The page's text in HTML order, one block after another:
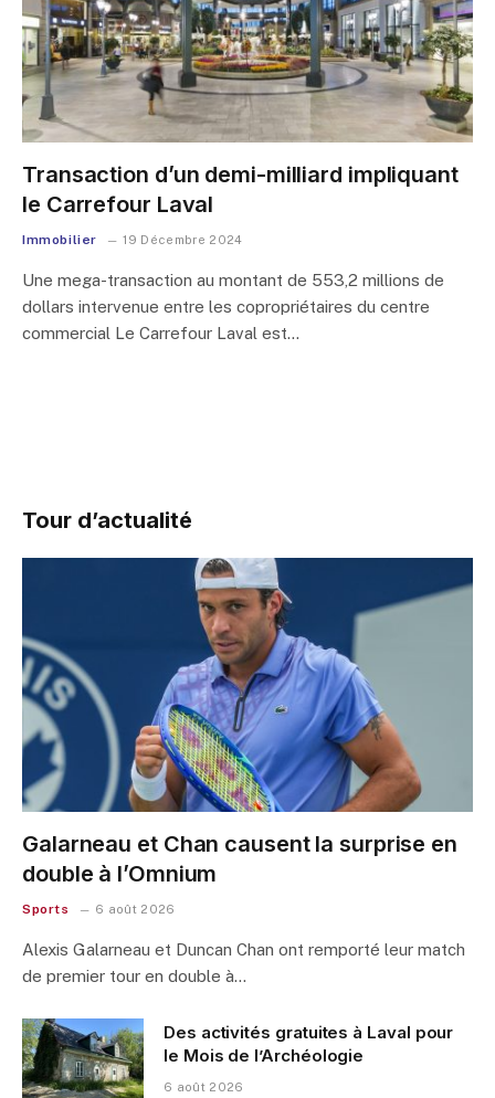
Transaction d’un demi-milliard impliquant
le Carrefour Laval
Immobilier 19 Décembre 2024
Une mega-transaction au montant de 553,2 millions de
dollars intervenue entre les copropriétaires du centre
commercial Le Carrefour Laval est…
Tour d’actualité
Galarneau et Chan causent la surprise en
double à l’Omnium
Sports 6 août 2026
Alexis Galarneau et Duncan Chan ont remporté leur match
de premier tour en double à…
Des activités gratuites à Laval pour
le Mois de l’Archéologie
6 août 2026